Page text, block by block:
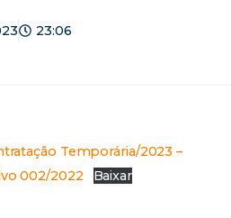
23:06
Temporária/2023 –
002/2022
Baixar